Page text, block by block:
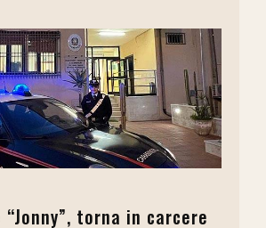
“Jonny”, torna in carcere